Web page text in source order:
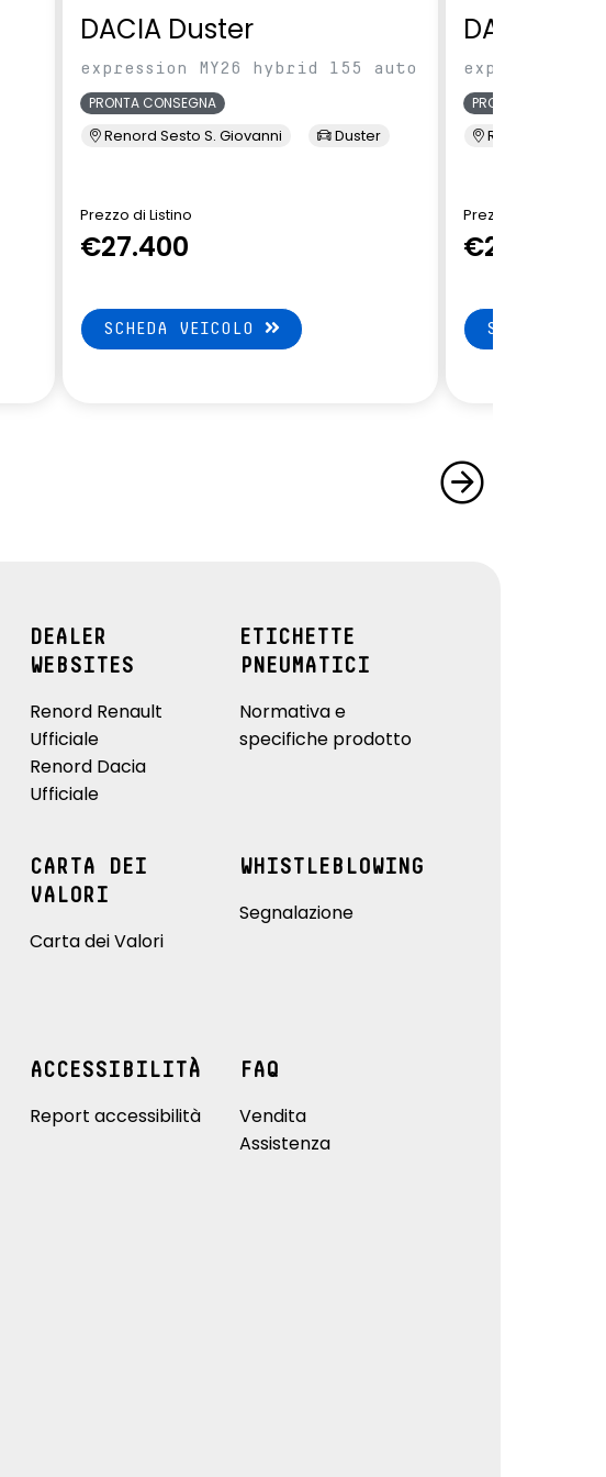
DACIA Duster
expression MY26 hybrid 155 auto
PRONTA CONSEGNA
Renord Sesto S. Giovanni Duster
Prezzo di Listino
€27.400
SCHEDA VEICOLO
DACIA
expression
PRONTA CONSEGNA
Renord Sesto S.
Prezzo di Listino
€27.550
SCHEDA
DEALER
WEBSITES
Renord Renault
Ufficiale
Renord Dacia
Ufficiale
ETICHETTE
PNEUMATICI
Normativa e
specifiche prodotto
CARTA DEI
VALORI
Carta dei Valori
WHISTLEBLOWING
Segnalazione
ACCESSIBILITÀ
Report accessibilità
FAQ
Vendita
Assistenza